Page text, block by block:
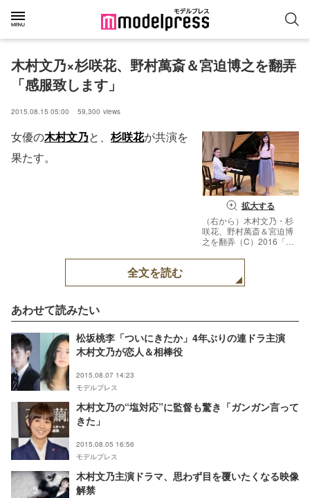
木村文乃×杉咲花、野村萬斎＆宮迫博之を翻弄
「感服致します」
2015.08.15 05:00 59,300 views
拡大する
（右から）木村文乃・杉
咲花、野村萬斎＆宮迫博
之を翻弄（C）2016「ス
【モデルプレス】
女優の木村文乃と、 杉咲花が共演を
果たす。
全文を読む
あわせて読みたい
松坂桃李「ついにきたか」4年ぶりの連ドラ主演
木村文乃が恋人＆相棒役
2015.08.07 14:23
モデルプレス
木村文乃の“塩対応”に監督も驚き「ガンガン言って
きた」
2015.08.05 16:56
モデルプレス
木村文乃主演ドラマ、思わず目を覆いたくなる映像
解禁